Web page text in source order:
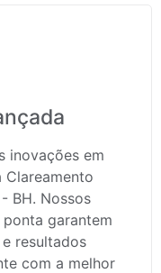
inovações em
BH. Nossos
garantem
resultados
com a melhor